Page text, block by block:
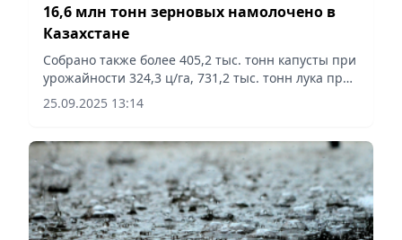
16,6 млн тонн зерновых намолочено в
Казахстане
Собрано также более 405,2 тыс. тонн капусты при
урожайности 324,3 ц/га, 731,2 тыс. тонн лука при
урожайности 412,2 ц/га, 305,7 тыс. тонн моркови
при урожайности 290,2 ц/га, сообщает Vecher.kz.
25.09.2025 13:14